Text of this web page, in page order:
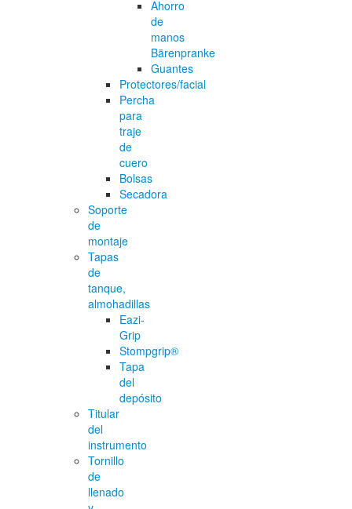
Ahorro
de
manos
Bärenpranke
Guantes
Protectores/facial
Percha
para
traje
de
cuero
Bolsas
Secadora
Soporte
de
montaje
Tapas
de
tanque,
almohadillas
Eazi-
Grip
Stompgrip®
Tapa
del
depósito
Titular
del
instrumento
Tornillo
de
llenado